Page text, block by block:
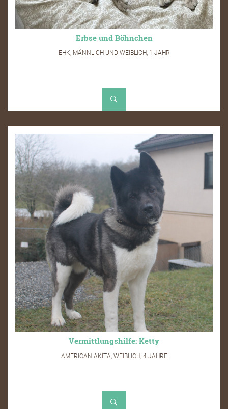
Erbse und Böhnchen
EHK, MÄNNLICH UND WEIBLICH, 1 JAHR
Vermittlungshilfe: Ketty
AMERICAN AKITA, WEIBLICH, 4 JAHRE